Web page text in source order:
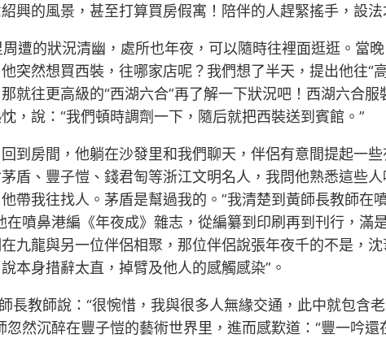
興的風景，甚至打算買房假寓！陪伴的人趕緊搖手，設法
遭的狀況清幽，處所也年夜，可以隨時往裡面逛逛。當
突然想買西裝，往哪家店呢？我們想了半天，提出他往“
就往更高級的“西湖六合”再了解一下狀況吧！西湖六合
，說：“我們頓時調劑一下，隨后就把西裝送到賓館。”
到房間，他躺在沙發里和我們聊天，伴侶有意間提起一
盾、豐子愷、錢君匋等浙江文明名人，我問他熟悉這些人
帶我往找人。茅盾是幫過我的。”我清楚到黃師長教師在
噴鼻港編《年夜成》雜志，從編纂到印刷再到刊行，滿
九龍與另一位伴侶相聚，那位伴侶說張年夜千的不是，
本身措辭太直，掉臂及他人的感觸感染”。
長教師說：“很惋惜，我與很多人無緣交通，此中就包含
然沉醉在豐子愷的藝術世界里，進而感歎道：“豐一吟